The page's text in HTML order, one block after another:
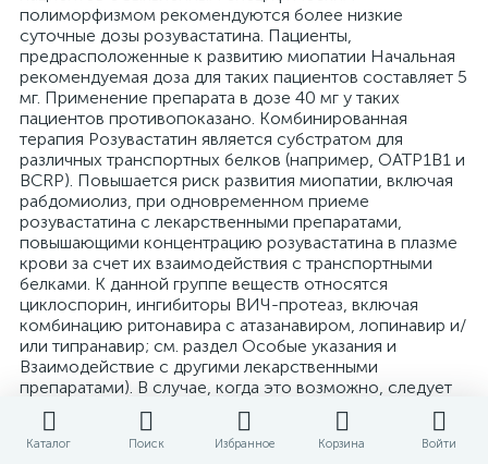
Каталог Поиск Избранное Корзина Войти
полиморфизмом рекомендуются более низкие
суточные дозы розувастатина. Пациенты,
предрасположенные к развитию миопатии Начальная
рекомендуемая доза для таких пациентов составляет 5
мг. Применение препарата в дозе 40 мг у таких
пациентов противопоказано. Комбинированная
терапия Розувастатин является субстратом для
различных транспортных белков (например, OATP1B1 и
BCRP). Повышается риск развития миопатии, включая
рабдомиолиз, при одновременном приеме
розувастатина с лекарственными препаратами,
повышающими концентрацию розувастатина в плазме
крови за счет их взаимодействия с транспортными
белками. К данной группе веществ относятся
циклоспорин, ингибиторы ВИЧ-протеаз, включая
комбинацию ритонавира с атазанавиром, лопинавир и/
или типранавир; см. раздел Особые указания и
Взаимодействие с другими лекарственными
препаратами). В случае, когда это возможно, следует
принять решение о назначении альтернативной
терапии и, в случае необходимости, временно
прекратить прием розувастатина. В случае, когда